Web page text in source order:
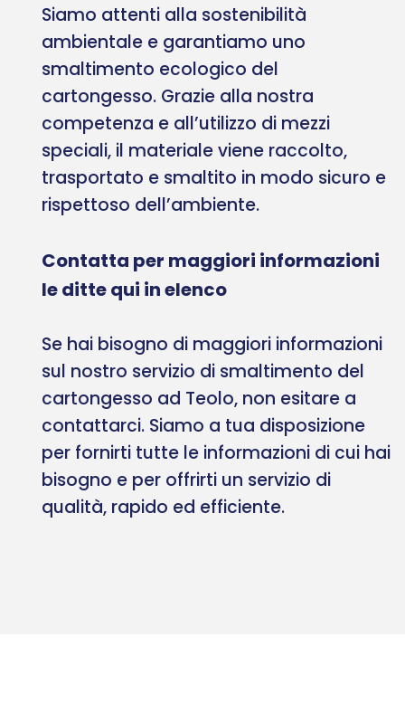
Siamo attenti alla sostenibilità
ambientale e garantiamo uno
smaltimento ecologico del
cartongesso. Grazie alla nostra
competenza e all’utilizzo di mezzi
speciali, il materiale viene raccolto,
trasportato e smaltito in modo sicuro e
rispettoso dell’ambiente.
Contatta per maggiori informazioni
le ditte qui in elenco
Se hai bisogno di maggiori informazioni
sul nostro servizio di smaltimento del
cartongesso ad Teolo, non esitare a
contattarci. Siamo a tua disposizione
per fornirti tutte le informazioni di cui hai
bisogno e per offrirti un servizio di
qualità, rapido ed efficiente.